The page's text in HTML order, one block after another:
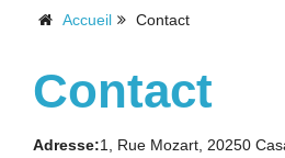
Missions
Recrutement
Accueil Contact
Contact
Adresse:1, Rue Mozart, 20250